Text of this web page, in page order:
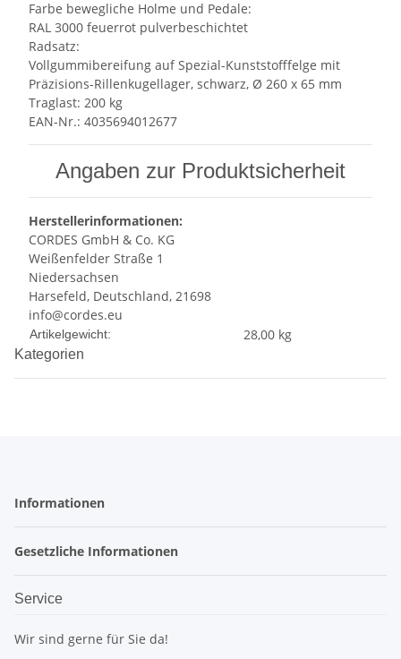
Farbe bewegliche Holme und Pedale:
RAL 3000 feuerrot pulverbeschichtet
Radsatz:
Vollgummibereifung auf Spezial-Kunststofffelge mit
Präzisions-Rillenkugellager, schwarz, Ø 260 x 65 mm
Traglast: 200 kg
EAN-Nr.: 4035694012677
Angaben zur Produktsicherheit
Herstellerinformationen:
CORDES GmbH & Co. KG
Weißenfelder Straße 1
Niedersachsen
Harsefeld, Deutschland, 21698
info@cordes.eu
Produkteigenschaft
Wert
Artikelgewicht: 28,00 kg
Kategorien
Informationen
Gesetzliche Informationen
Service
Wir sind gerne für Sie da!